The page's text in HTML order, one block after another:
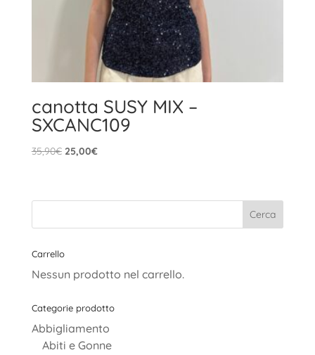
canotta SUSY MIX –
SXCANC109
35,90€ Il
era:
25,00€Il
è:
Carrello
Nessun prodotto nel carrello.
Categorie prodotto
Abbigliamento
Abiti e Gonne